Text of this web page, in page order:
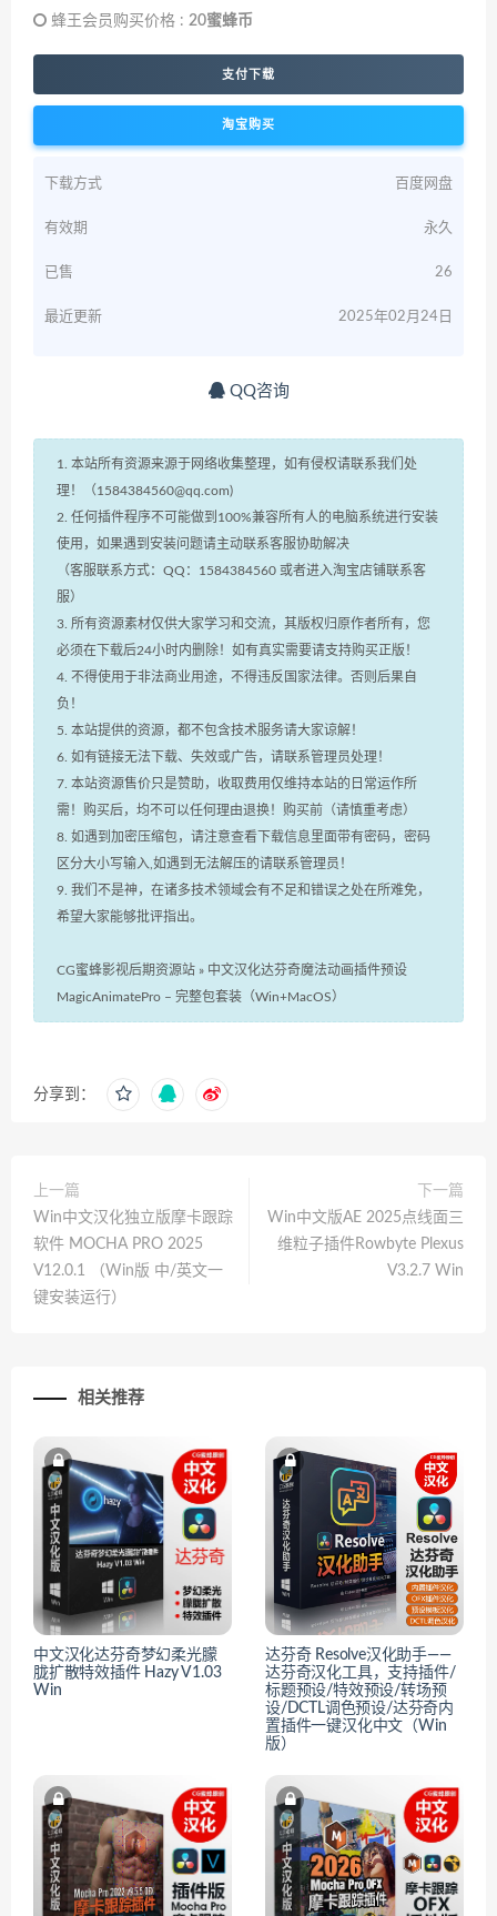
蜂王会员购买价格 : 20蜜蜂币
支付下载
淘宝购买
下载方式 百度网盘
有效期 永久
已售 26
最近更新 2025年02月24日
QQ咨询
1. 本站所有资源来源于网络收集整理，如有侵权请联系我们处
理！（1584384560@qq.com)
2. 任何插件程序不可能做到100%兼容所有人的电脑系统进行安装
使用，如果遇到安装问题请主动联系客服协助解决
（客服联系方式：QQ：1584384560 或者进入淘宝店铺联系客
服）
3. 所有资源素材仅供大家学习和交流，其版权归原作者所有，您
必须在下载后24小时内删除！如有真实需要请支持购买正版！
4. 不得使用于非法商业用途，不得违反国家法律。否则后果自
负！
5. 本站提供的资源，都不包含技术服务请大家谅解！
6. 如有链接无法下载、失效或广告，请联系管理员处理！
7. 本站资源售价只是赞助，收取费用仅维持本站的日常运作所
需！购买后，均不可以任何理由退换！购买前（请慎重考虑）
8. 如遇到加密压缩包，请注意查看下载信息里面带有密码，密码
区分大小写输入,如遇到无法解压的请联系管理员！
9. 我们不是神，在诸多技术领域会有不足和错误之处在所难免，
希望大家能够批评指出。
CG蜜蜂影视后期资源站 » 中文汉化达芬奇魔法动画插件预设
MagicAnimatePro – 完整包套装（Win+MacOS）
分享到：
上一篇
Win中文汉化独立版摩卡跟踪
软件 MOCHA PRO 2025
V12.0.1 （Win版 中/英文一
键安装运行）
下一篇
Win中文版AE 2025点线面三
维粒子插件Rowbyte Plexus
V3.2.7 Win
相关推荐
中文汉化达芬奇梦幻柔光朦
胧扩散特效插件 Hazy V1.03
Win
达芬奇 Resolve汉化助手——
达芬奇汉化工具，支持插件/
标题预设/特效预设/转场预
设/DCTL调色预设/达芬奇内
置插件一键汉化中文（Win
版）